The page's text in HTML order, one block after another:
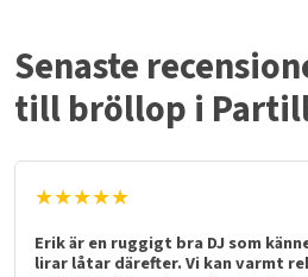
Senaste
till bröllop i
★★★★★
Erik är en ruggigt bra DJ som
lirar låtar därefter. Vi kan varmt